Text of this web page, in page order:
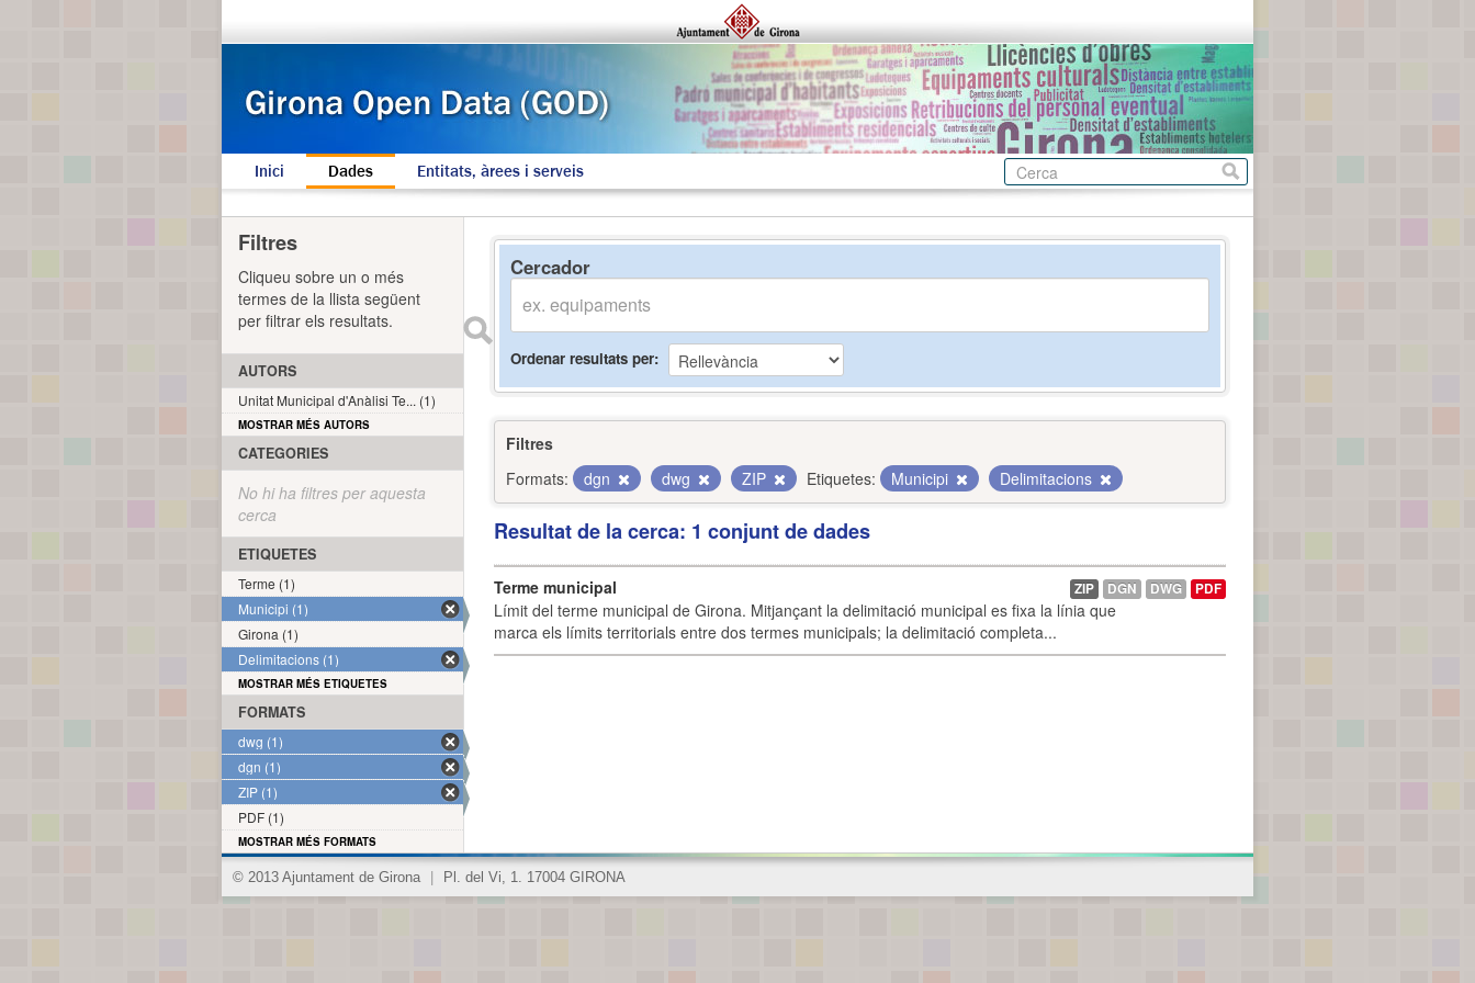
Inici Dades Entitats, àrees i serveis
Cercador
Ordenar resultats per
Filtres
Formats:
dgn dwg ZIP Etiquetes: Municipi Delimitacions
Resultat de la cerca: 1 conjunt de dades
Terme municipal
Límit del terme municipal de Girona. Mitjançant la delimitació municipal es fixa la línia que
marca els límits territorials entre dos termes municipals; la delimitació completa...
ZIP DGN DWG PDF
Filtres
Cliqueu sobre un o més
termes de la llista següent
per filtrar els resultats.
AUTORS
Unitat Municipal d'Anàlisi Te... (1)
MOSTRAR MÉS AUTORS
CATEGORIES
No hi ha filtres per aquesta
cerca
ETIQUETES
Terme (1)
Municipi (1)
Girona (1)
Delimitacions (1)
MOSTRAR MÉS ETIQUETES
FORMATS
dwg (1)
dgn (1)
ZIP (1)
PDF (1)
MOSTRAR MÉS FORMATS
© 2013 Ajuntament de Girona Pl. del Vi, 1. 17004 GIRONA